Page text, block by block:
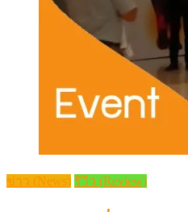
ข่าว (News) รีวิว (Review)